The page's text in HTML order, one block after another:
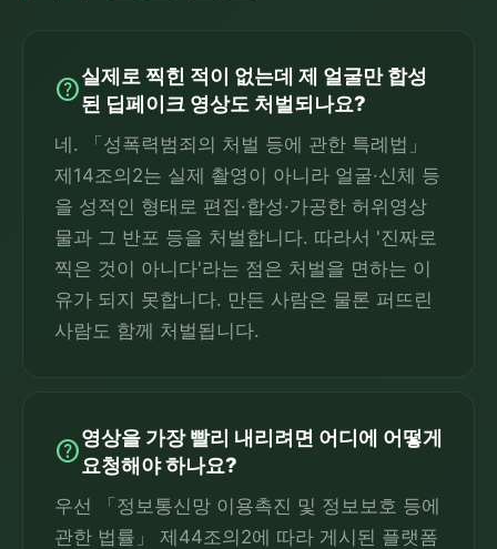
help실제로 찍힌 적이 없는데 제 얼굴만 합성
된 딥페이크 영상도 처벌되나요?
네. 「성폭력범죄의 처벌 등에 관한 특례법」
제14조의2는 실제 촬영이 아니라 얼굴·신체 등
을 성적인 형태로 편집·합성·가공한 허위영상
물과 그 반포 등을 처벌합니다. 따라서 '진짜로
찍은 것이 아니다'라는 점은 처벌을 면하는 이
유가 되지 못합니다. 만든 사람은 물론 퍼뜨린
사람도 함께 처벌됩니다.
help영상을 가장 빨리 내리려면 어디에 어떻게
요청해야 하나요?
우선 「정보통신망 이용촉진 및 정보보호 등에
관한 법률」 제44조의2에 따라 게시된 플랫폼